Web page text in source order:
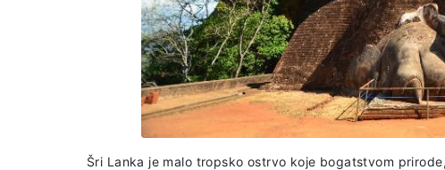
Šri Lanka je malo tropsko ostrvo koje bogatstvom